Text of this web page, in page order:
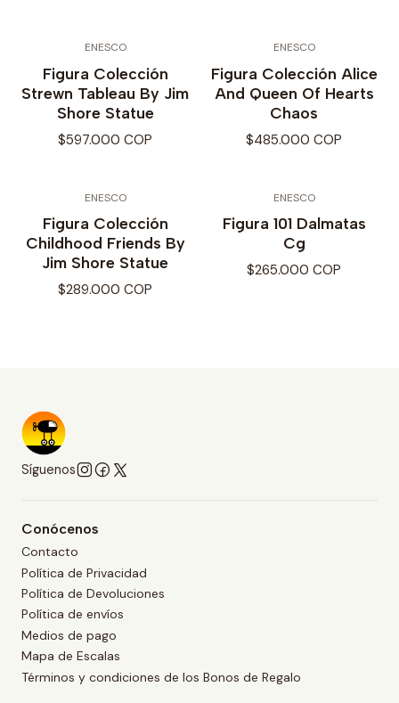
ENESCO
Figura Colección
Strewn Tableau By Jim
Shore Statue
$597.000 COP
ENESCO
Figura Colección Alice
And Queen Of Hearts
Chaos
$485.000 COP
ENESCO
Figura Colección
Childhood Friends By
Jim Shore Statue
$289.000 COP
ENESCO
Figura 101 Dalmatas
Cg
$265.000 COP
Síguenos
Conócenos
Contacto
Política de Privacidad
Política de Devoluciones
Política de envíos
Medios de pago
Mapa de Escalas
Términos y condiciones de los Bonos de Regalo